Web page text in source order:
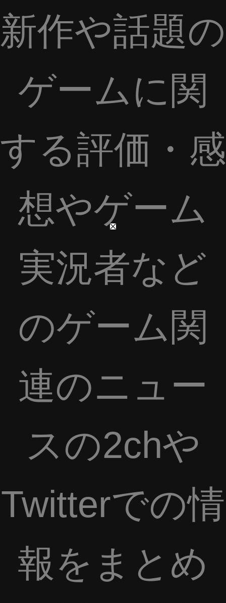
新作や話題の
ゲームに関
する評価・感
想やゲーム
実況者など
のゲーム関
連のニュー
スの2chや
Twitterでの情
報をまとめ